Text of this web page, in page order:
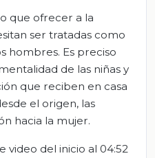
que ofrecer a la
ser tratadas como
hombres. Es preciso
de las niñas y
que reciben en casa
el origen, las
hacia la mujer.
video del inicio al 04:52